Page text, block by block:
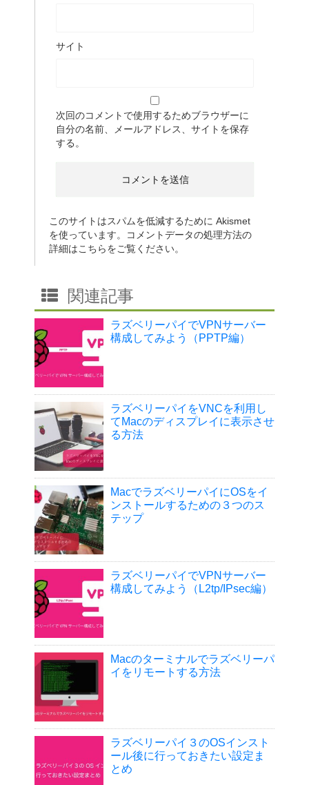
サイト
次回のコメントで使用するためブラウザーに
自分の名前、メールアドレス、サイトを保存
する。
このサイトはスパムを低減するために Akismet
を使っています。
コメントデータの処理方法の
詳細はこちらをご覧ください。
関連記事
ラズベリーパイでVPNサーバー
構成してみよう（PPTP編）
ラズベリーパイをVNCを利用し
てMacのディスプレイに表示させ
る方法
MacでラズベリーパイにOSをイ
ンストールするための３つのス
テップ
ラズベリーパイでVPNサーバー
構成してみよう（L2tp/IPsec編）
Macのターミナルでラズベリーパ
イをリモートする方法
ラズベリーパイ３のOSインスト
ール後に行っておきたい設定ま
とめ